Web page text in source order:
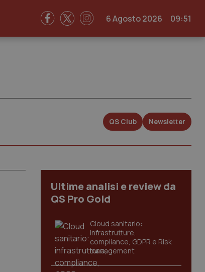
6 Agosto 2026 09:51
QS Club Newsletter
Ultime analisi e review da
QS Pro Gold
Cloud sanitario:
infrastrutture,
compliance, GDPR e Risk
management